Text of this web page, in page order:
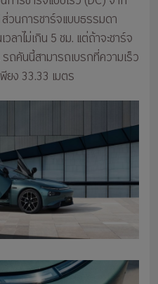
ส่วนการชาร์จแบบธรรมดา
ลาไม่เกิน 5 ชม. แต่ถ้าจะชาร์จ
ถคันนี้สามารถเบรกที่ความเร็ว
ยง 33.33 เมตร